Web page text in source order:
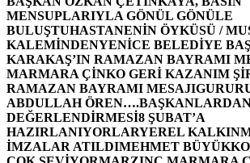
MENSUPLARIYLA GÖNÜL GÖNÜLE
BULUŞTUHASTANENİN ÖYKÜSÜ /
KALEMİNDENYENİCE BELEDİYE
KARAKAŞ’IN RAMAZAN BAYRAMI
MARMARA ÇİNKO GERİ KAZANIM
RAMAZAN BAYRAMI MESAJI
ABDULLAH ÖREN….
DEĞERLENDİRMESİ8 ŞUBAT’A
HAZIRLANIYORLARYEREL
İMZALAR ATILDIMEHMET